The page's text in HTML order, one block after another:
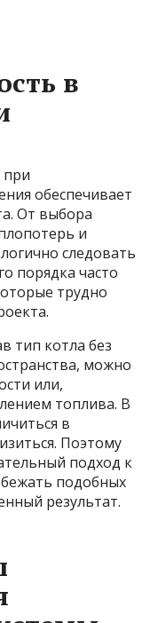
в
при
обеспечивает
От выбора
и
следовать
порядка часто
трудно
тип котла без
можно
или,
топлива. В
в
Поэтому
подход к
подобных
результат.